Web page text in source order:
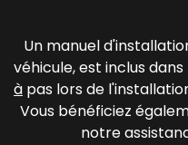
Un manuel
véhicule, est inclus
à pas lors de
Vous bénéficiez
notre